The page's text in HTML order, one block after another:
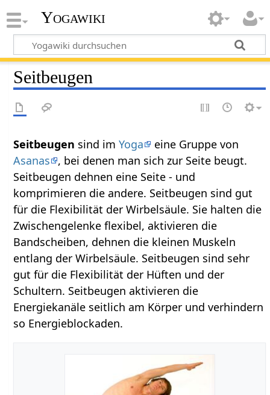
Yogawiki
Seitbeugen
Seitbeugen sind imYoga
eine Gruppe von
Asanas
, bei denen man sich zur Seite beugt.
Seitbeugen dehnen eine Seite - und
komprimieren die andere. Seitbeugen sind gut
für die Flexibilität der Wirbelsäule. Sie halten die
Zwischengelenke flexibel, aktivieren die
Bandscheiben, dehnen die kleinen Muskeln
entlang der Wirbelsäule. Seitbeugen sind sehr
gut für die Flexibilität der Hüften und der
Schultern. Seitbeugen aktivieren die
Energiekanäle seitlich am Körper und verhindern
so Energieblockaden.